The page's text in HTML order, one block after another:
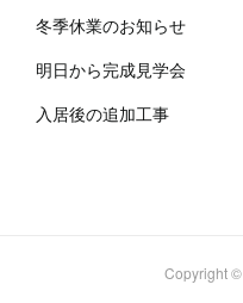
冬季休業のお知らせ
明日から完成見学会
入居後の追加工事
Copyright ©